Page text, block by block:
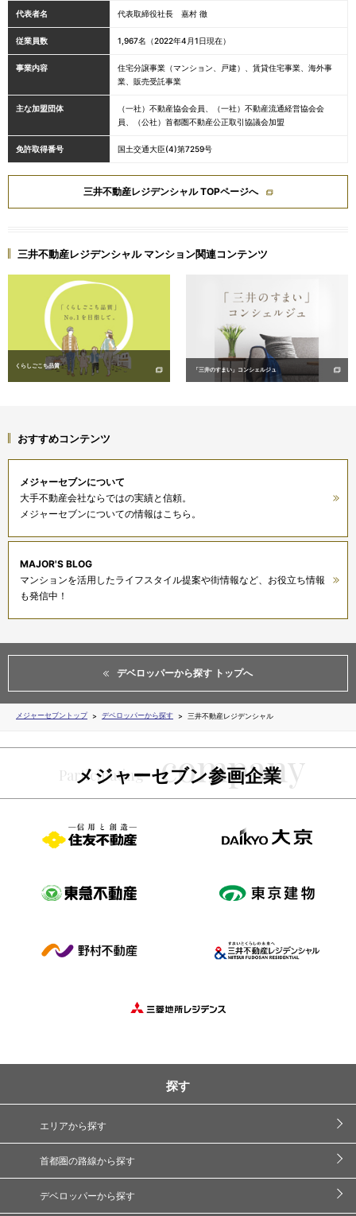
代表者名 代表取締役社長 嘉村 徹
従業員数 1,967名（2022年4月1日現在）
事業内容
住宅分譲事業（マンション、戸建）、賃貸住宅事業、海外事
業、販売受託事業
主な加盟団体
（一社）不動産協会会員、（一社）不動産流通経営協会会
員、（公社）首都圏不動産公正取引協議会加盟
免許取得番号 国土交通大臣(4)第7259号
三井不動産レジデンシャル TOPページへ
三井不動産レジデンシャル マンション関連コンテンツ
くらしごこち品質
「三井のすまい」コンシェルジュ
おすすめコンテンツ
メジャーセブンについて
大手不動産会社ならではの実績と信頼。
メジャーセブンについての情報はこちら。
MAJOR'S BLOG
マンションを活用したライフスタイル提案や街情報など、お役立ち情報
も発信中！
デベロッパーから探す トップへ
メジャーセブントップ デベロッパーから探す 三井不動産レジデンシャル
メジャーセブン参画企業
探す
エリアから探す
首都圏の路線から探す
デベロッパーから探す